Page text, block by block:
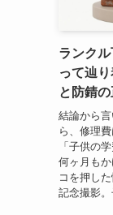
ランク
って辿
と防錆
結論から
ら、修理
「子供の
何ヶ月も
コを押し
記念撮影。